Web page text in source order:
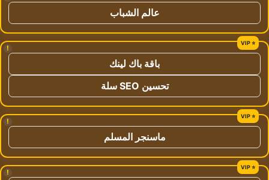
عالم الشباب
!
باقة باك لينك
تحسين SEO سلة
!
ماسنجر المسلم
!